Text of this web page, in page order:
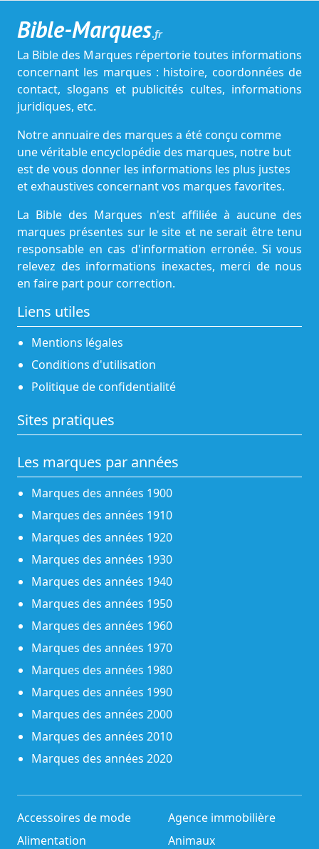
Bible-Marques.fr
La Bible des Marques répertorie toutes informations
concernant les marques : histoire, coordonnées de
contact, slogans et publicités cultes, informations
juridiques, etc.
Notre annuaire des marques a été conçu comme
une véritable encyclopédie des marques, notre but
est de vous donner les informations les plus justes
et exhaustives concernant vos marques favorites.
La Bible des Marques n'est affiliée à aucune des
marques présentes sur le site et ne serait être tenu
responsable en cas d'information erronée. Si vous
relevez des informations inexactes, merci de nous
en faire part pour correction.
Liens utiles
Mentions légales
Conditions d'utilisation
Politique de confidentialité
Sites pratiques
Les marques par années
Marques des années 1900
Marques des années 1910
Marques des années 1920
Marques des années 1930
Marques des années 1940
Marques des années 1950
Marques des années 1960
Marques des années 1970
Marques des années 1980
Marques des années 1990
Marques des années 2000
Marques des années 2010
Marques des années 2020
Accessoires de mode
Agence immobilière
Alimentation
Animaux